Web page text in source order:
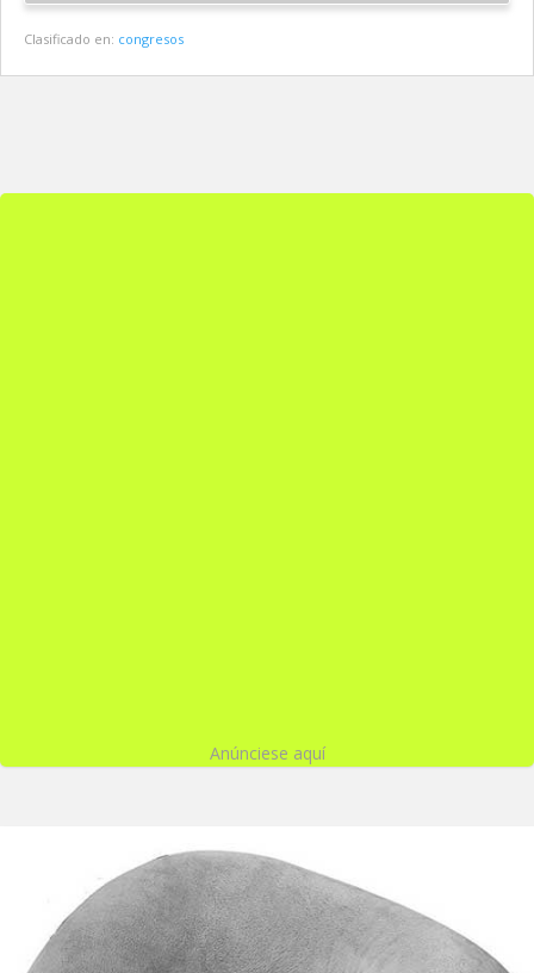
Clasificado en: congresos
Anúnciese aquí